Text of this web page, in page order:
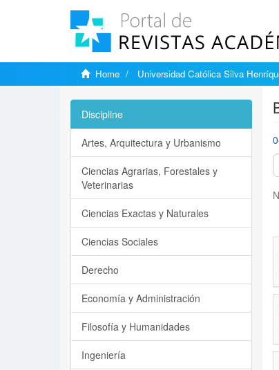
Home Universidad Católica Silva
Discipline
Artes, Arquitectura y Urbanismo
Ciencias Agrarias, Forestales y
Veterinarias
Ciencias Exactas y Naturales
Ciencias Sociales
Derecho
Economía y Administración
Filosofía y Humanidades
Ingeniería